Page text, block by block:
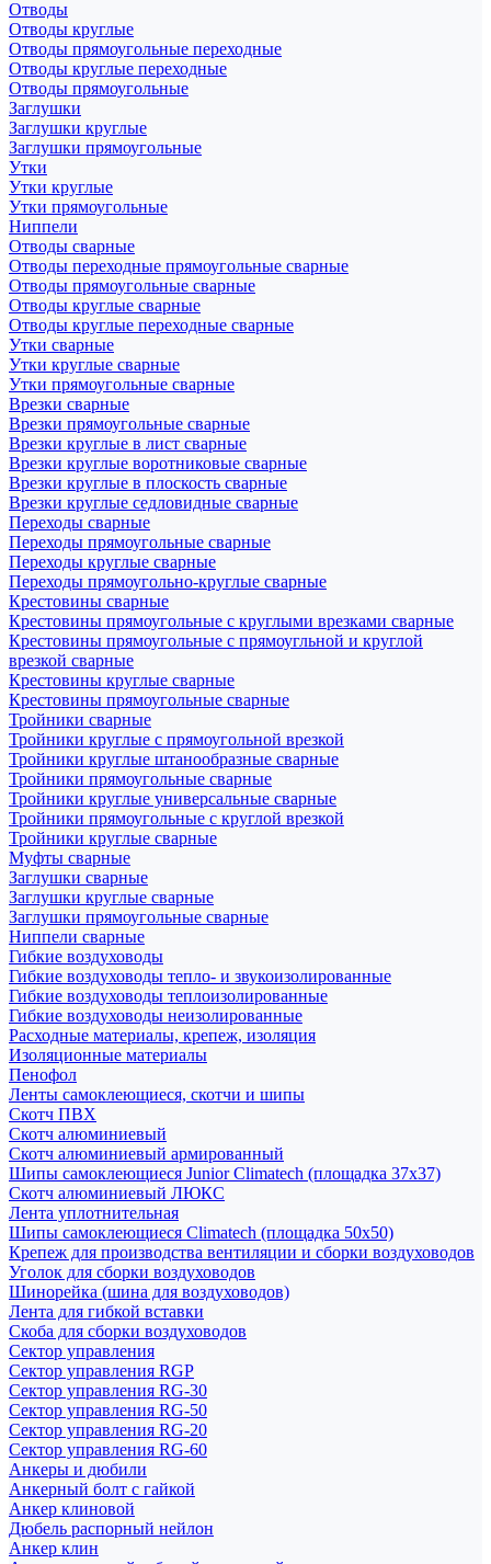
Отводы
Отводы круглые
Отводы прямоугольные переходные
Отводы круглые переходные
Отводы прямоугольные
Заглушки
Заглушки круглые
Заглушки прямоугольные
Утки
Утки круглые
Утки прямоугольные
Ниппели
Отводы сварные
Отводы переходные прямоугольные сварные
Отводы прямоугольные сварные
Отводы круглые сварные
Отводы круглые переходные сварные
Утки сварные
Утки круглые сварные
Утки прямоугольные сварные
Врезки сварные
Врезки прямоугольные сварные
Врезки круглые в лист сварные
Врезки круглые воротниковые сварные
Врезки круглые в плоскость сварные
Врезки круглые седловидные сварные
Переходы сварные
Переходы прямоугольные сварные
Переходы круглые сварные
Переходы прямоугольно-круглые сварные
Крестовины сварные
Крестовины прямоугольные с круглыми врезками сварные
Крестовины прямоугольные с прямоугльной и круглой
врезкой сварные
Крестовины круглые сварные
Крестовины прямоугольные сварные
Тройники сварные
Тройники круглые с прямоугольной врезкой
Тройники круглые штанообразные сварные
Тройники прямоугольные сварные
Тройники круглые универсальные сварные
Тройники прямоугольные с круглой врезкой
Тройники круглые сварные
Муфты сварные
Заглушки сварные
Заглушки круглые сварные
Заглушки прямоугольные сварные
Ниппели сварные
Гибкие воздуховоды
Гибкие воздуховоды тепло- и звукоизолированные
Гибкие воздуховоды теплоизолированные
Гибкие воздуховоды неизолированные
Расходные материалы, крепеж, изоляция
Изоляционные материалы
Пенофол
Ленты самоклеющиеся, скотчи и шипы
Скотч ПВХ
Скотч алюминиевый
Скотч алюминиевый армированный
Шипы самоклеющиеся Junior Climatech (площадка 37х37)
Скотч алюминиевый ЛЮКС
Лента уплотнительная
Шипы самоклеющиеся Climatech (площадка 50х50)
Крепеж для производства вентиляции и сборки воздуховодов
Уголок для сборки воздуховодов
Шинорейка (шина для воздуховодов)
Лента для гибкой вставки
Скоба для сборки воздуховодов
Сектор управления
Сектор управления RGP
Сектор управления RG-30
Сектор управления RG-50
Сектор управления RG-20
Сектор управления RG-60
Анкеры и дюбили
Анкерный болт с гайкой
Анкер клиновой
Дюбель распорный нейлон
Анкер клин